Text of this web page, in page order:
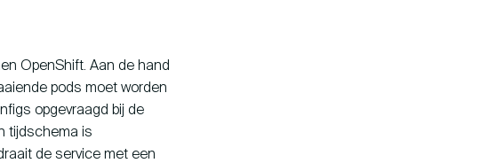
OpenShift. Aan de hand
pods moet worden
opgevraagd bij de
tijdschema is
de service met een